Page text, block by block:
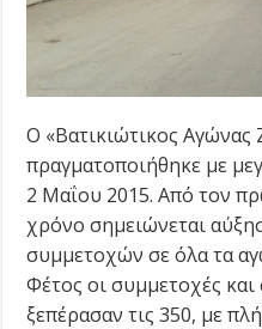
Ο «Βατικιώτικος Αγώνας
πραγματοποιήθηκε με
2 Μαΐου 2015. Από τον
χρόνο σημειώνεται
συμμετοχών σε όλα τα
Φέτος οι συμμετοχές
ξεπέρασαν τις 350, με